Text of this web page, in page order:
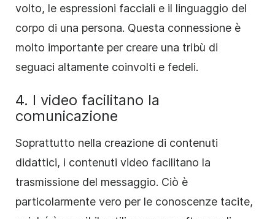
volto, le espressioni facciali e il linguaggio del
corpo di una persona. Questa connessione è
molto importante per creare una tribù di
seguaci altamente coinvolti e fedeli.
4. I video facilitano la
comunicazione
Soprattutto nella creazione di contenuti
didattici, i contenuti video facilitano la
trasmissione del messaggio. Ciò è
particolarmente vero per le conoscenze tacite,